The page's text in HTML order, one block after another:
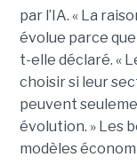
par l’IA. « La
évolue parce que
t-elle déclaré. «
choisir si leur
peuvent
évolution. » Les
modèles